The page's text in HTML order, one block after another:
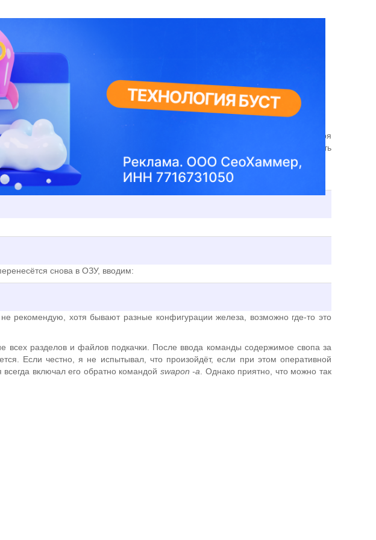
чтоб очистить SWAP. Ведь если его не очистить то машинка мягко говоря
десятками, то после перезагрузки приходится ещё и все их перепроверить
но о нём мы поговорим позже.
снова в ОЗУ, вводим:
рекомендую, хотя бывают разные конфигурации железа, возможно где-то это
всех разделов и файлов подкачки. После ввода команды содержимое свопа за
Если честно, я не испытывал, что произойдёт, если при этом оперативной
включал его обратно командой swapon -a . Однако приятно, что можно так